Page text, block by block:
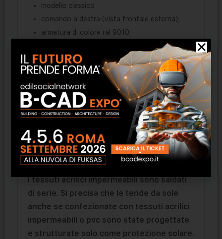
modello classico
comando a destra (vista frontale esterna);
armatura di colore ral 9010;
cucitura SunStop (TENARA o SALDATO a
richiesta senza maggiorazione)
disegno del volant 02 (h 25 cm)
montaggio universale
Le tende verranno consegnate assemblate
Per dimensioni superiori i profili saranno
divisi in due e il telo a parte.
I tessuti acrilici impermeabili sono saldati
di serie. Si precisa che le tende da sole
anche se confezionate con tessuti acrilici
impermeabili o pvc sono state progettate
e strutturate solo come protezione solare.